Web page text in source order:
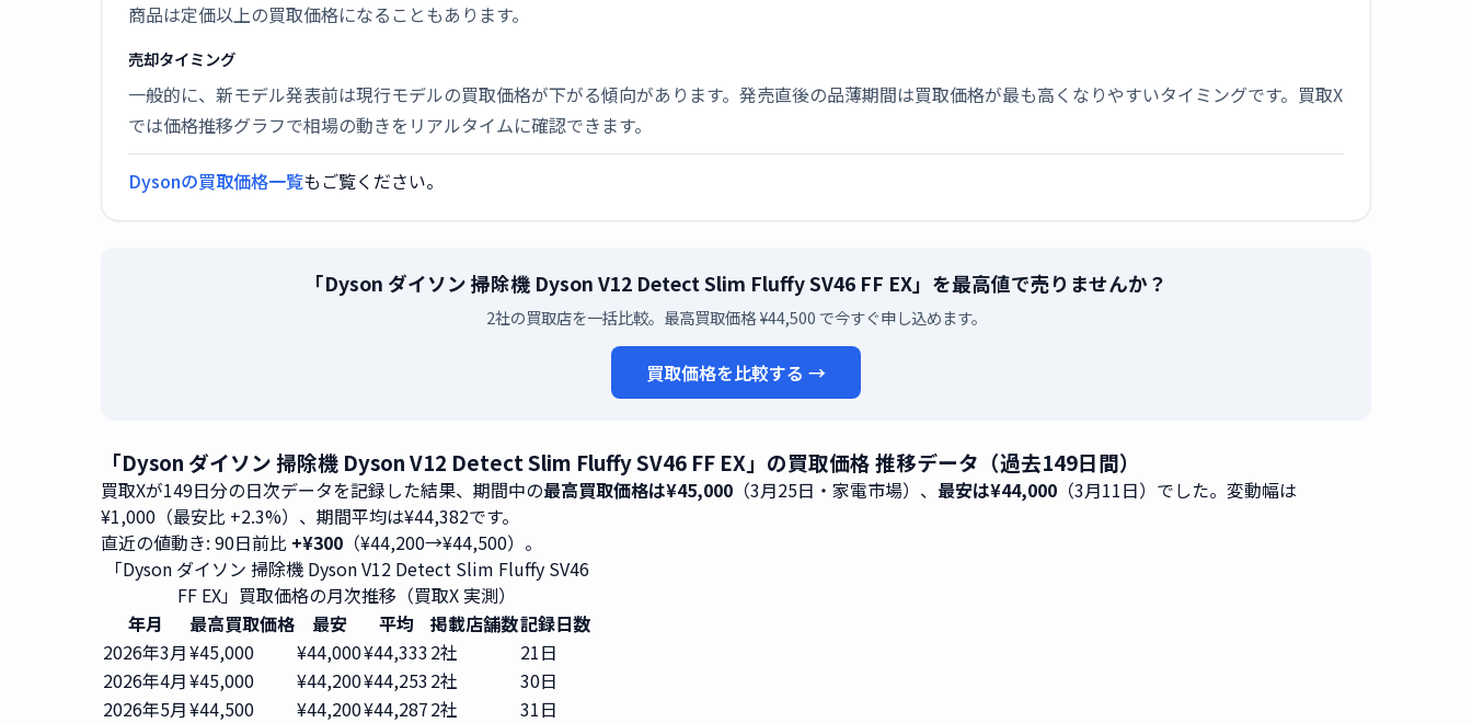
商品は定価以上の買取価格になることもあります。
売却タイミング
一般的に、新モデル発表前は現行モデルの買取価格が下がる傾向があります。発売直後の品薄期間は買取価格が最も高くなりやすいタイミングです。買取X
では価格推移グラフで相場の動きをリアルタイムに確認できます。
Dysonの買取価格一覧もご覧ください。
「Dyson ダイソン 掃除機 Dyson V12 Detect Slim Fluffy SV46 FF EX」を最高値で売りませんか？
2社の買取店を一括比較。最高買取価格 ¥44,500 で今すぐ申し込めます。
買取価格を比較する →
「Dyson ダイソン 掃除機 Dyson V12 Detect Slim Fluffy SV46 FF EX」の買取価格 推移データ（過去149日間）
買取Xが149日分の日次データを記録した結果、期間中の最高買取価格は¥45,000 （3月25日・家電市場）、 最安は¥44,000 （3月11日）でした。変動幅は
¥1,000（最安比 +2.3%）、期間平均は¥44,382です。
直近の値動き: 90日前比 +¥300 （¥44,200→¥44,500）。
「Dyson ダイソン 掃除機 Dyson V12 Detect Slim Fluffy SV46
FF EX」買取価格の月次推移（買取X 実測）
年月
最高買取価格 最安 平均 掲載店舗数記録日数
2026年3月¥45,000 ¥44,000¥44,3332社
21日
2026年4月¥45,000 ¥44,200¥44,2532社
30日
2026年5月¥44,500 ¥44,200¥44,2872社
31日